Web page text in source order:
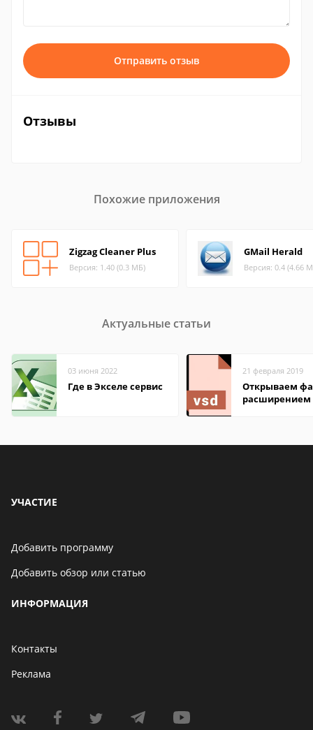
Отправить отзыв
Отзывы
Похожие приложения
Zigzag Cleaner Plus
Версия: 1.40 (0.3 МБ)
GMail Herald
Версия: 0.4 (4.66
Актуальные статьи
03 июня 2022
Где в Экселе сервис
21 февраля 2019
Открываем
расширением
УЧАСТИЕ
Добавить программу
Добавить обзор или статью
ИНФОРМАЦИЯ
Контакты
Реклама